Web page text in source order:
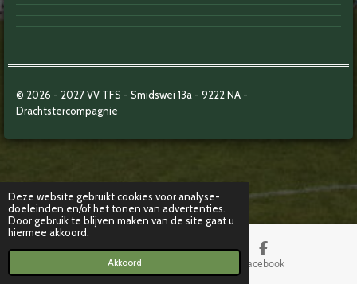
Deze website gebruikt cookies voor analyse-
doeleinden en/of het tonen van advertenties.
Door gebruik te blijven maken van de site gaat u
hiermee akkoord.
Akkoord
© 2026 - 2027VV TFS - Smidswei 13a - 9222 NA -
Drachtstercompagnie
Facebook